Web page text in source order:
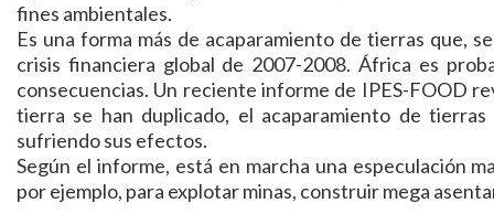
fines ambientales.
Es una forma más de acaparamiento de tierras que,
crisis financiera global de 2007-2008. África es
consecuencias. Un reciente informe de IPES-FOOD
tierra se han duplicado, el acaparamiento de
sufriendo sus efectos.
Según el informe, está en marcha una especulación
por ejemplo, para explotar minas, construir mega